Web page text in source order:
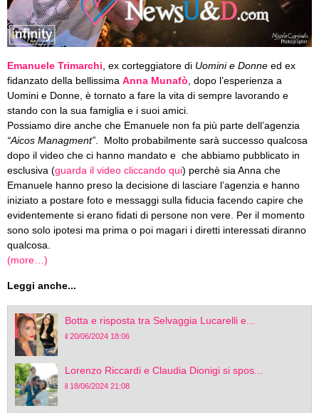
Emanuele Trimarchi , ex corteggiatore di Uomini e Donne ed ex
fidanzato della bellissima Anna Munafò , dopo l’esperienza a
Uomini e Donne, è tornato a fare la vita di sempre lavorando e
stando con la sua famiglia e i suoi amici.
Possiamo dire anche che Emanuele non fa più parte dell’agenzia
“Aicos Managment” . Molto probabilmente sarà successo qualcosa
dopo il video che ci hanno mandato e che abbiamo pubblicato in
esclusiva (guarda il video cliccando qui) perchè sia Anna che
Emanuele hanno preso la decisione di lasciare l’agenzia e hanno
iniziato a postare foto e messaggi sulla fiducia facendo capire che
evidentemente si erano fidati di persone non vere. Per il momento
sono solo ipotesi ma prima o poi magari i diretti interessati diranno
qualcosa.
(more…)
Leggi anche...
Botta e risposta tra Selvaggia Lucarelli e...
il 20/06/2024 18:06
Lorenzo Riccardi e Claudia Dionigi si spos...
il 18/06/2024 21:08